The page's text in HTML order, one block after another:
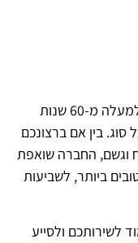
ש.ברלינר הנה חברה משפחתית בעלת למעלה מ-60 שנות
סוג. בין אם ברצונכם
וגשם, החברה שואפת
ביותר, לשביעות
לשירותכם ולסייע